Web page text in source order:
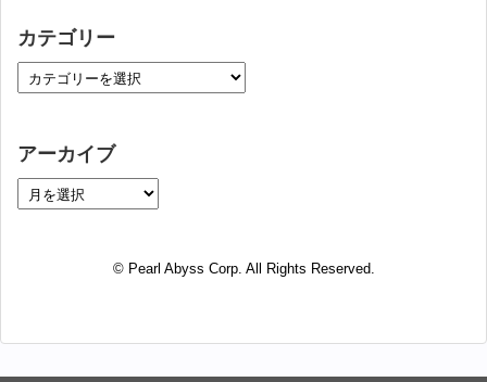
カテゴリー
アーカイブ
© Pearl Abyss Corp. All Rights Reserved.